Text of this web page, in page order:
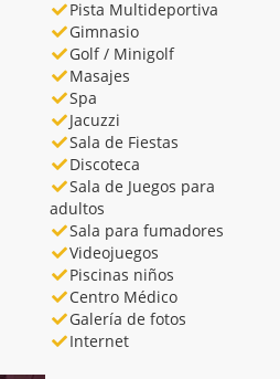
Pista Multideportiva
Gimnasio
Golf / Minigolf
Masajes
Spa
Jacuzzi
Sala de Fiestas
Discoteca
Sala de Juegos para
adultos
Sala para fumadores
Videojuegos
Piscinas niños
Centro Médico
Galería de fotos
Internet